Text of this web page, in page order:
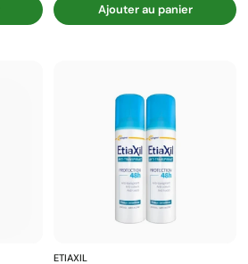
Ajouter au panier
ETIAXIL